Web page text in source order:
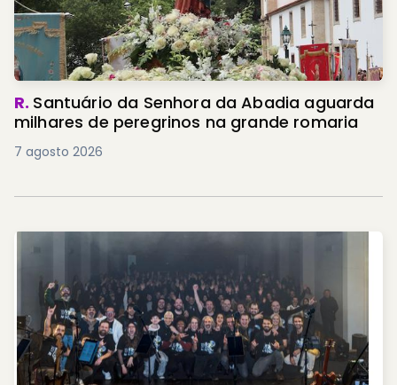
R. Santuário da Senhora da Abadia aguarda
milhares de peregrinos na grande romaria
7 agosto 2026